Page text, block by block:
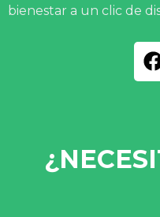
bienestar a un clic de